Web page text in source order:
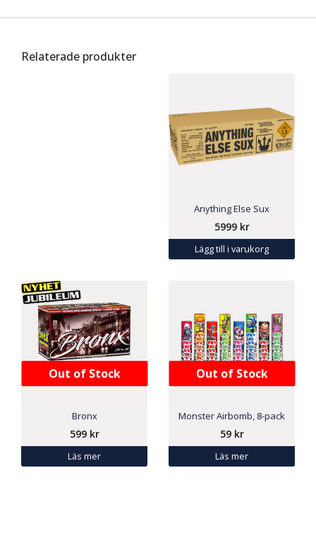
Relaterade produkter
Anything Else Sux
5999 kr
Lägg till i varukorg
Out of Stock
Bronx
599 kr
Läs mer
Out of Stock
Monster Airbomb, 8-pack
59 kr
Läs mer